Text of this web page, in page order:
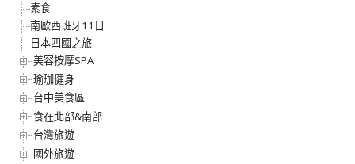
素食
南歐西班牙11日
日本四國之旅
美容按摩SPA
瑜珈健身
台中美食區
食在北部&南部
台灣旅遊
國外旅遊